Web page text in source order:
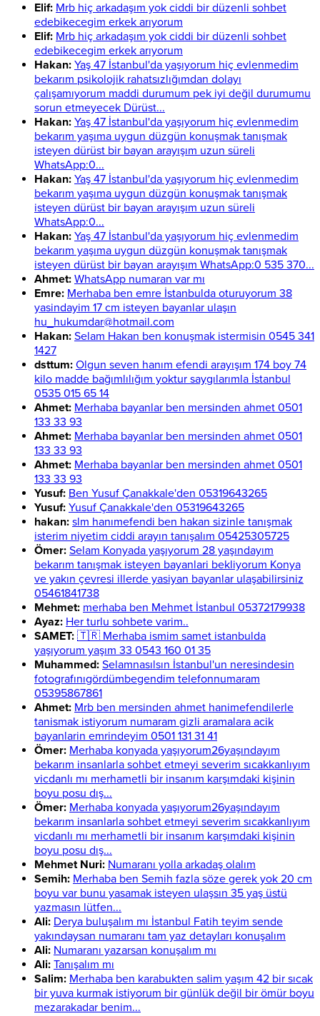
Elif: Mrb hiç arkadaşım yok ciddi bir düzenli sohbet
edebikecegim erkek arıyorum
Elif: Mrb hiç arkadaşım yok ciddi bir düzenli sohbet
edebikecegim erkek arıyorum
Hakan: Yaş 47 İstanbul'da yaşıyorum hiç evlenmedim
bekarım psikolojik rahatsızlığımdan dolayı
çalışamıyorum maddi durumum pek iyi değil durumumu
sorun etmeyecek Dürüst...
Hakan: Yaş 47 İstanbul'da yaşıyorum hiç evlenmedim
bekarım yaşıma uygun düzgün konuşmak tanışmak
isteyen dürüst bir bayan arayışım uzun süreli
WhatsApp:0...
Hakan: Yaş 47 İstanbul'da yaşıyorum hiç evlenmedim
bekarım yaşıma uygun düzgün konuşmak tanışmak
isteyen dürüst bir bayan arayışım uzun süreli
WhatsApp:0...
Hakan: Yaş 47 İstanbul'da yaşıyorum hiç evlenmedim
bekarım yaşıma uygun düzgün konuşmak tanışmak
isteyen dürüst bir bayan arayışım WhatsApp:0 535 370...
Ahmet: WhatsApp numaran var mı
Emre: Merhaba ben emre İstanbulda oturuyorum 38
yasindayim 17 cm isteyen bayanlar ulaşın
hu_hukumdar@hotmail.com
Hakan: Selam Hakan ben konuşmak istermisin 0545 341
1427
dsttum: Olgun seven hanım efendi arayışım 174 boy 74
kilo madde bağımlılığım yoktur saygılarımla İstanbul
0535 015 65 14
Ahmet: Merhaba bayanlar ben mersinden ahmet 0501
133 33 93
Ahmet: Merhaba bayanlar ben mersinden ahmet 0501
133 33 93
Ahmet: Merhaba bayanlar ben mersinden ahmet 0501
133 33 93
Yusuf: Ben Yusuf Çanakkale'den 05319643265
Yusuf: Yusuf Çanakkale'den 05319643265
hakan: slm hanımefendi ben hakan sizinle tanışmak
isterim niyetim ciddi arayın tanışalım 05425305725
Ömer: Selam Konyada yaşıyorum 28 yaşındayım
bekarım tanışmak isteyen bayanlari bekliyorum Konya
ve yakın çevresi illerde yasiyan bayanlar ulaşabilirsiniz
05461841738
Mehmet: merhaba ben Mehmet İstanbul 05372179938
Ayaz: Her turlu sohbete varim..
SAMET: 🇹🇷 Merhaba ismim samet istanbulda
yaşıyorum yaşım 33 0543 160 01 35
Muhammed: Selamnasılsın İstanbul'un neresindesin
fotografınıgördümbegendim telefonnumaram
05395867861
Ahmet: Mrb ben mersinden ahmet hanimefendilerle
tanismak istiyorum numaram gizli aramalara acik
bayanlarin emrindeyim 0501 131 31 41
Ömer: Merhaba konyada yaşıyorum26yaşındayım
bekarım insanlarla sohbet etmeyi severim sıcakkanlıyım
vicdanlı mı merhametli bir insanım karşımdaki kişinin
boyu posu dış...
Ömer: Merhaba konyada yaşıyorum26yaşındayım
bekarım insanlarla sohbet etmeyi severim sıcakkanlıyım
vicdanlı mı merhametli bir insanım karşımdaki kişinin
boyu posu dış...
Mehmet Nuri: Numaranı yolla arkadaş olalım
Semih: Merhaba ben Semih fazla söze gerek yok 20 cm
boyu var bunu yasamak isteyen ulaşsın 35 yaş üstü
yazmasın lütfen...
Ali: Derya buluşalım mı İstanbul Fatih teyim sende
yakındaysan numaranı tam yaz detayları konuşalım
Ali: Numaranı yazarsan konuşalım mı
Ali: Tanışalım mı
Salim: Merhaba ben karabukten salim yaşım 42 bir sıcak
bir yuva kurmak istiyorum bir günlük değil bir ömür boyu
mezarakadar benim...